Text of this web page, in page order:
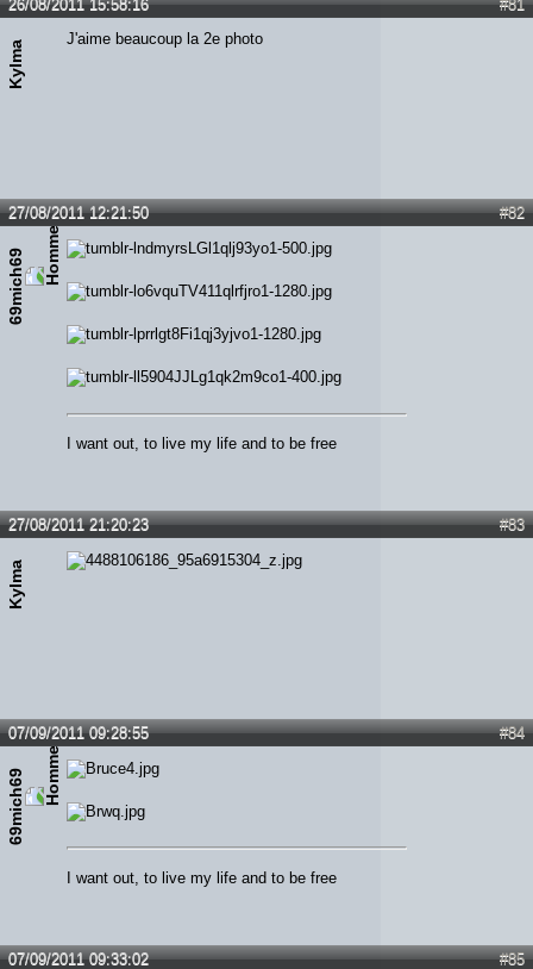
#81
26/08/2011 15:58:16
Kylma
J'aime beaucoup la 2e photo
#82
27/08/2011 12:21:50
69mich69
I want out, to live my life and to be free
#83
27/08/2011 21:20:23
Kylma
#84
07/09/2011 09:28:55
69mich69
I want out, to live my life and to be free
#85
07/09/2011 09:33:02